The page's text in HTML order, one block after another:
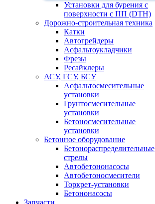
Установки для бурения с
поверхности с ПП (DTH)
Дорожно-строительная техника
Катки
Автогрейдеры
Асфальтоукладчики
Фрезы
Ресайклеры
АСУ, ГСУ, БСУ
Асфальтосмесительные
установки
Грунтосмесительные
установки
Бетоносмесительные
установки
Бетонное оборудование
Бетонораспределительные
стрелы
Автобетононасосы
Автобетоносмесители
Торкрет-установки
Бетононасосы
Запчасти